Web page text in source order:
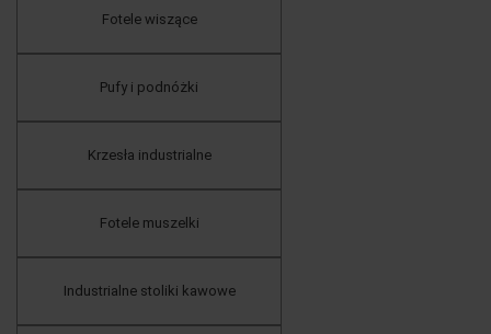
Fotele wiszące
Pufy i podnóżki
Krzesła industrialne
Fotele muszelki
Industrialne stoliki kawowe